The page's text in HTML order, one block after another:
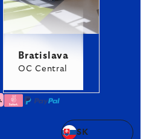
Bratislava
OC Central
SK